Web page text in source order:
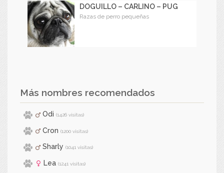
DOGUILLO – CARLINO – PUG
Razas de perro pequeñas
Más nombres recomendados
Odi (1426 visitas)
Cron (1200 visitas)
Sharly (1041 visitas)
Lea (1241 visitas)